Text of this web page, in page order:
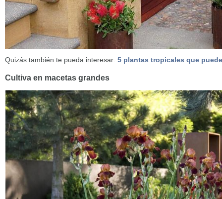
Quizás también te pueda interesar: 5 plantas tropicales que
Cultiva en macetas grandes